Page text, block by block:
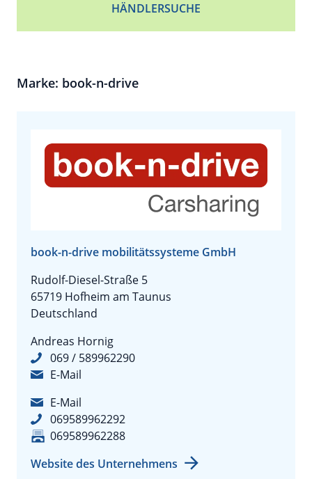
HÄNDLERSUCHE
Marke: book-n-drive
book-n-drive mobilitätssysteme GmbH
Rudolf-Diesel-Straße 5
65719 Hofheim am Taunus
Deutschland
Andreas Hornig
069 / 589962290
E-Mail
E-Mail
069589962292
069589962288
Website des Unternehmens